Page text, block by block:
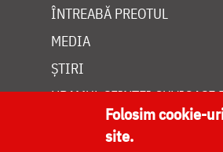
ÎNTREABĂ PREOTUL
MEDIA
ȘTIRI
HRAMUL SFINTEI CUVIOASE
Folosim cookie-
site.